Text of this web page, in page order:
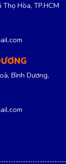
Hòa, TP.HCM
Bình Dương,